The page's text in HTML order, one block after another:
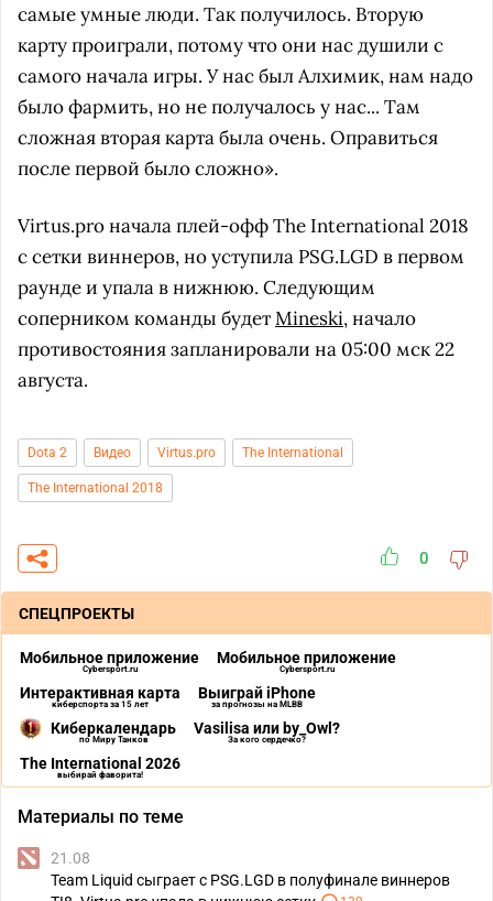
самые умные люди. Так получилось. Вторую
карту проиграли, потому что они нас душили с
самого начала игры. У нас был Алхимик, нам надо
было фармить, но не получалось у нас... Там
сложная вторая карта была очень. Оправиться
после первой было сложно».
Virtus.pro начала плей-офф The International 2018
с сетки виннеров, но уступила PSG.LGD в первом
раунде и упала в нижнюю. Следующим
соперником команды будетMineski, начало
противостояния запланировали на 05:00 мск 22
августа.
Dota 2 Видео Virtus.pro The International
The International 2018
0
СПЕЦПРОЕКТЫ
Мобильное приложение
Cybersport.ru
Мобильное приложение
Cybersport.ru
Интерактивная карта
киберспорта за 15 лет
Выиграй iPhone
за прогнозы на MLBB
Киберкалендарь
по Миру Танков
Vasilisa или by_Owl?
За кого сердечко?
The International 2026
выбирай фаворита!
Материалы по теме
21.08
Team Liquid сыграет с PSG.LGD в полуфинале виннеров